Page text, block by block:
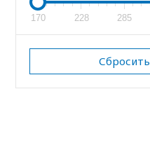
170 228 285
Сбросить